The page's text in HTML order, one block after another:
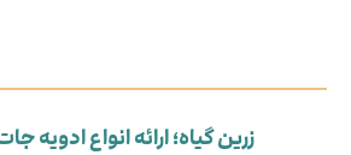
زرین گیاه؛ ارائه انواع ادویه